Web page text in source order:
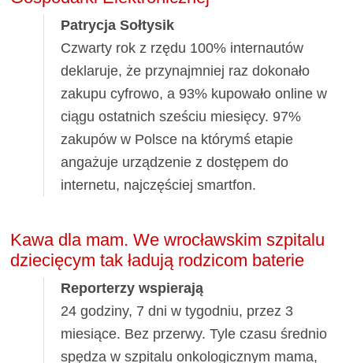
Patrycja Sołtysik
Czwarty rok z rzędu 100% internautów
deklaruje, że przynajmniej raz dokonało
zakupu cyfrowo, a 93% kupowało online w
ciągu ostatnich sześciu miesięcy. 97%
zakupów w Polsce na którymś etapie
angażuje urządzenie z dostępem do
internetu, najczęściej smartfon.
Kawa dla mam. We wrocławskim szpitalu
dziecięcym tak ładują rodzicom baterie
Reporterzy wspierają
24 godziny, 7 dni w tygodniu, przez 3
miesiące. Bez przerwy. Tyle czasu średnio
spędza w szpitalu onkologicznym mama,